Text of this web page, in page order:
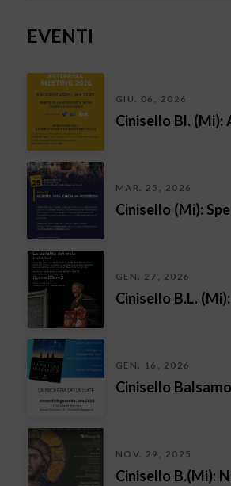
EVENTI
GIU. 06, 2026
Cinisello Bl. (Mi):
MAR. 25, 2026
Cinisello (Mi):
GEN. 27, 2026
Cinisello B.L.
GEN. 16, 2026
Cinisello
NOV. 29, 2025
Cinisello B.(Mi):